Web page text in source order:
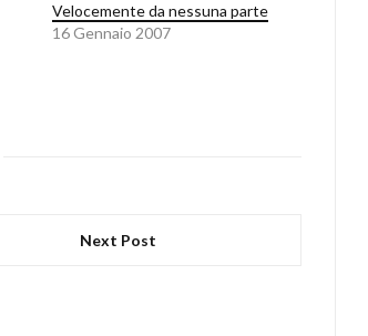
Velocemente da nessuna parte
16 Gennaio 2007
Next Post